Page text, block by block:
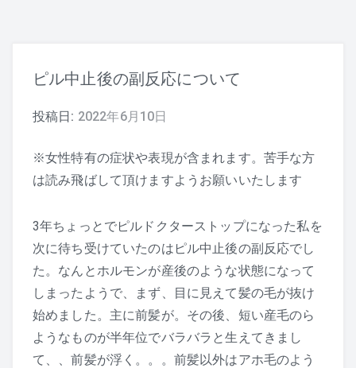
ピル中止後の副反応について
投稿日: 2022年6月10日
※女性特有の症状や表現が含まれます。苦手な方
は読み飛ばして頂けますようお願いいたします
3年ちょっとでピルドクターストップになった私を
次に待ち受けていたのはピル中止後の副反応でし
た。なんとホルモンが産後のような状態になって
しまったようで、まず、目に見えて髪の毛が抜け
始めました。主に前髪が。その後、短い産毛のら
ようなものが半年位でバラバラと生えてきまし
て、、前髪が浮く。。。前髪以外はアホ毛のよう